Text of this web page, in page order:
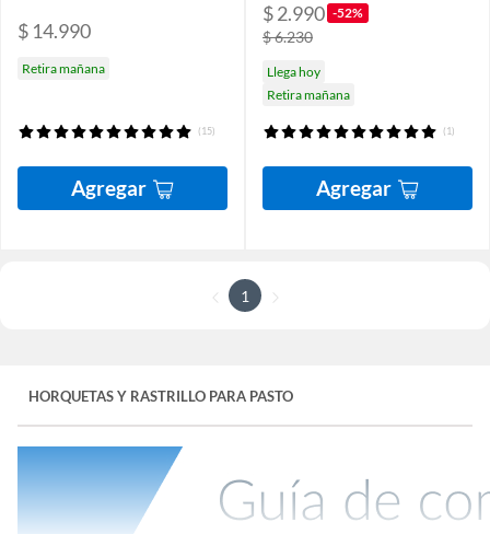
$ 14.990
Retira mañana
(15)
Agregar
$ 2.990 -52%
$ 6.230
Llega hoy
Retira mañana
(1)
Agregar
1
HORQUETAS Y RASTRILLO PARA PASTO